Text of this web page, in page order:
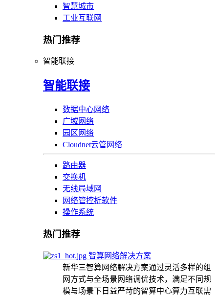
智慧城市
工业互联网
热门推荐
智能联接
智能联接
数据中心网络
广域网络
园区网络
Cloudnet云管网络
路由器
交换机
无线局域网
网络管控析软件
操作系统
热门推荐
智算网络解决方案
新华三智算网络解决方案通过灵活多样的组
网方式与全场景网络调优技术，满足不同规
模与场景下日益严苛的智算中心算力互联需